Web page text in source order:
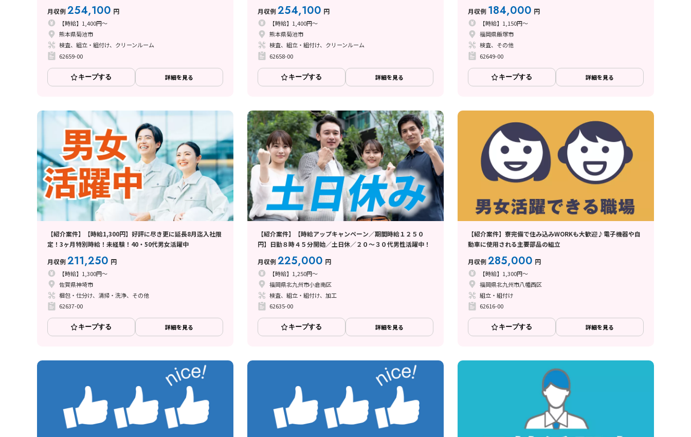
月収例254,100 円
【時給】1,400円～
熊本県菊池市
検査、組立・組付け、クリーンルーム
62659-00
キープする 詳細を見る
月収例254,100 円
【時給】1,400円～
熊本県菊池市
検査、組立・組付け、クリーンルーム
62658-00
キープする 詳細を見る
月収例 184,000 円
【時給】1,150円～
福岡県飯塚市
検査、その他
62649-00
キープする 詳細を見る
【紹介案件】【時給1,300円】好評に尽き更に延長8月迄入社限
定！3ヶ月特別時給！未経験！40・50代男女活躍中
月収例211,250 円
【時給】1,300円～
佐賀県神埼市
梱包・仕分け、清掃・洗浄、その他
62637-00
キープする 詳細を見る
【紹介案件】【時給アップキャンペーン／期間時給１２５０
円】日勤８時４５分開始／土日休／２０～３０代男性活躍中！
月収例225,000 円
【時給】1,250円～
福岡県北九州市小倉南区
検査、組立・組付け、加工
62635-00
キープする 詳細を見る
【紹介案件】寮完備で住み込みWORKも大歓迎♪電子機器や自
動車に使用される主要部品の組立
月収例285,000 円
【時給】1,300円～
福岡県北九州市八幡西区
組立・組付け
62616-00
キープする 詳細を見る